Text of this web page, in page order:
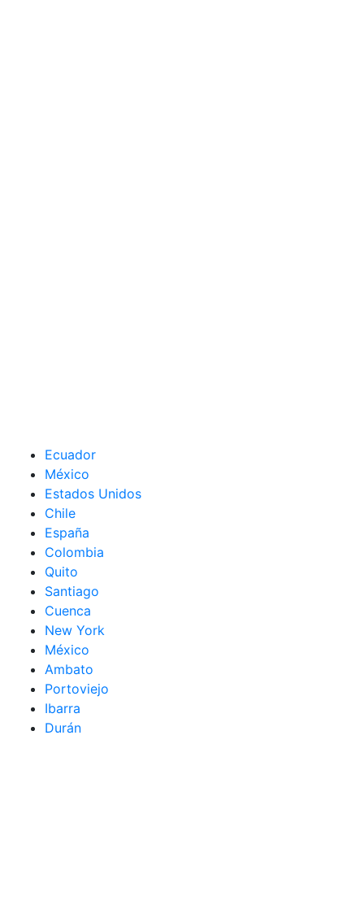
Ecuador
México
Estados Unidos
Chile
España
Colombia
Quito
Santiago
Cuenca
New York
México
Ambato
Portoviejo
Ibarra
Durán